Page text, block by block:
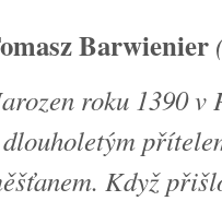
Barwienier
roku 1390 v
Když